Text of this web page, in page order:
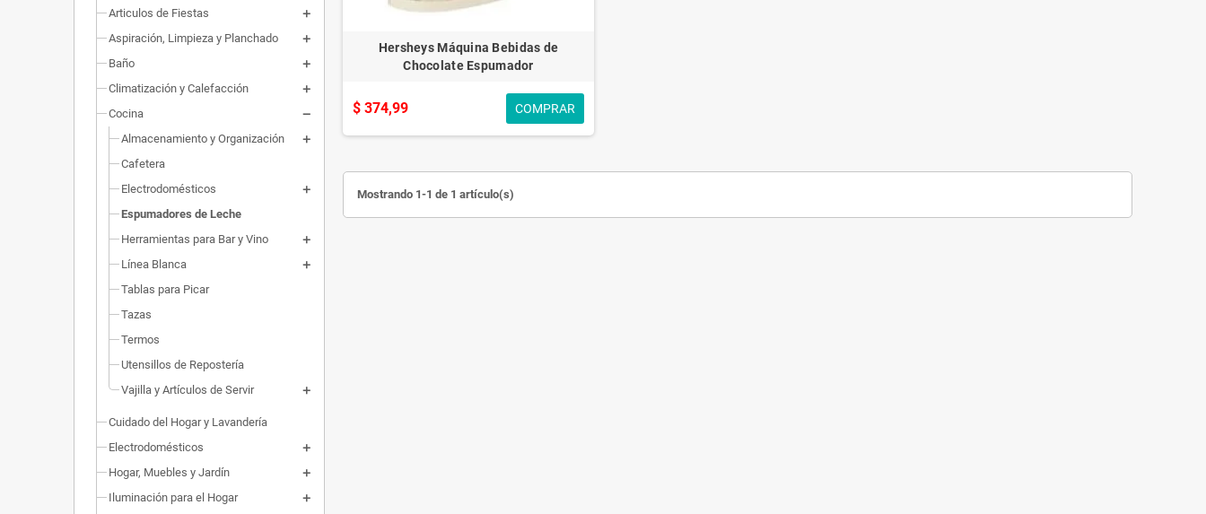
Articulos de Fiestas
Aspiración, Limpieza y Planchado
Baño
Climatización y Calefacción
Cocina
Almacenamiento y Organización
Cafetera
Electrodomésticos
Espumadores de Leche
Herramientas para Bar y Vino
Línea Blanca
Tablas para Picar
Tazas
Termos
Utensillos de Repostería
Vajilla y Artículos de Servir
Cuidado del Hogar y Lavandería
Electrodomésticos
Hogar, Muebles y Jardín
Iluminación para el Hogar
Hersheys Máquina Bebidas de
Chocolate Espumador
$ 374,99 COMPRAR
Mostrando 1-1 de 1 artículo(s)